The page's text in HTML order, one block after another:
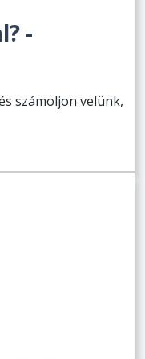
-
számoljon velünk,